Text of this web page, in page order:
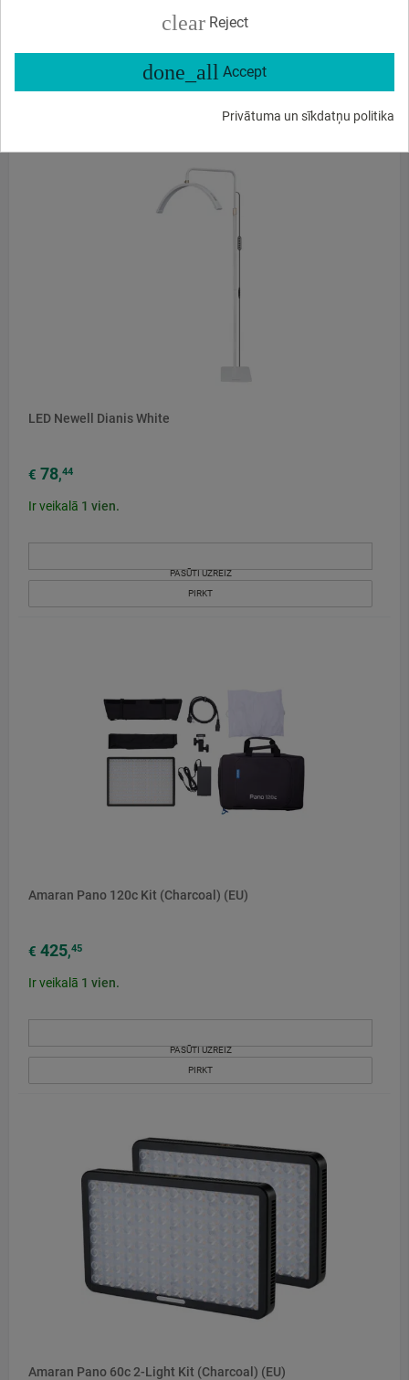
clear Reject
done_all Accept
Privātuma un sīkdatņu politika
LED Newell Dianis White
€ 78,44
Ir veikalā 1 vien.
PASŪTI UZREIZ
PIRKT
Amaran Pano 120c Kit (Charcoal) (EU)
€ 425,45
Ir veikalā 1 vien.
PASŪTI UZREIZ
PIRKT
Amaran Pano 60c 2-Light Kit (Charcoal) (EU)